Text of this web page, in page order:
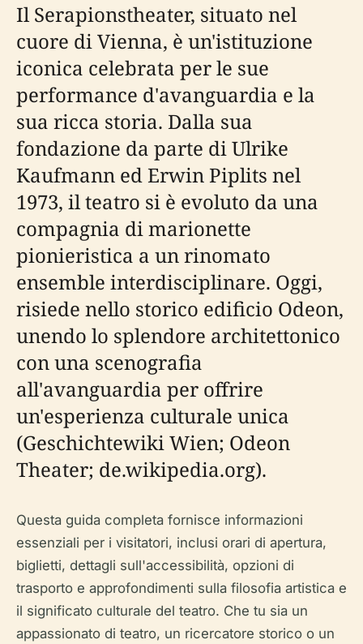
Il Serapionstheater, situato nel
cuore di Vienna, è un'istituzione
iconica celebrata per le sue
performance d'avanguardia e la
sua ricca storia. Dalla sua
fondazione da parte di Ulrike
Kaufmann ed Erwin Piplits nel
1973, il teatro si è evoluto da una
compagnia di marionette
pionieristica a un rinomato
ensemble interdisciplinare. Oggi,
risiede nello storico edificio Odeon,
unendo lo splendore architettonico
con una scenografia
all'avanguardia per offrire
un'esperienza culturale unica
(Geschichtewiki Wien; Odeon
Theater; de.wikipedia.org).
Questa guida completa fornisce informazioni
essenziali per i visitatori, inclusi orari di apertura,
biglietti, dettagli sull'accessibilità, opzioni di
trasporto e approfondimenti sulla filosofia artistica e
il significato culturale del teatro. Che tu sia un
appassionato di teatro, un ricercatore storico o un